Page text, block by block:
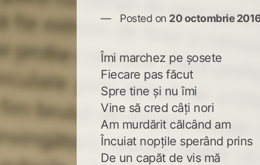
Posted on 20 octombrie
Îmi marchez pe șosete
Fiecare pas făcut
Spre tine și nu îmi
Vine să cred câți nori
Am murdărit călcând am
Încuiat nopțile sperând prins
De un capăt de vis mă